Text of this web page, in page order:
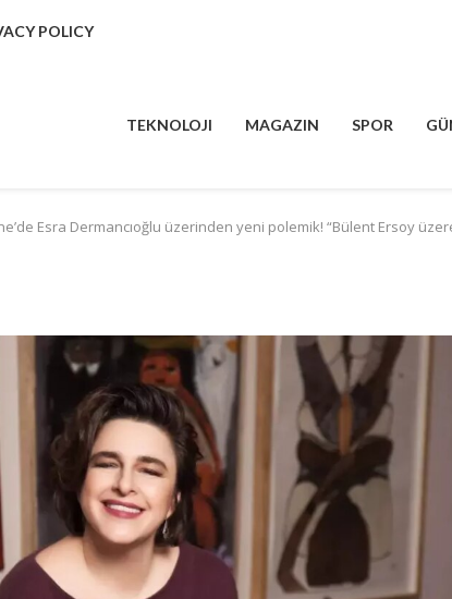
POLICY
TEKNOLOJI MAGAZIN SPOR
Esra Dermancıoğlu üzerinden yeni polemik! “Bülent Ersoy